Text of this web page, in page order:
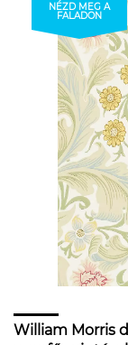
NÉZD MEG A
FALADON
William Morris